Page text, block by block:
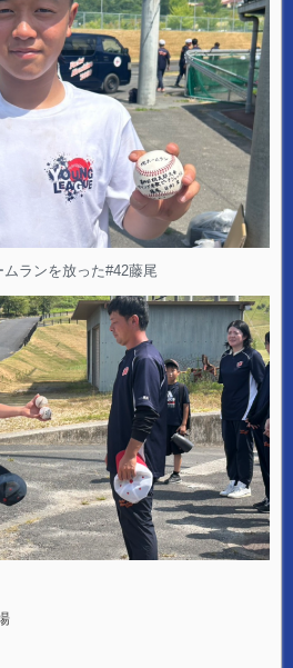
ムランを放った#42藤尾